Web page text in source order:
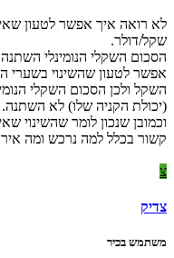
לא רואה איך אפשר לטעון
שקל/דולר.
הסכום השקלי הנומינלי
אפשר לטעון שהשינוי בשערי
השקל ולכן הסכום השקלי
(יכולת הקניה שלו) לא השתנה.
וכמובן שנכון לומר שהשינוי
קשור בכלל למה נרכש ומה
צ
צדיק
משתמש בכיר